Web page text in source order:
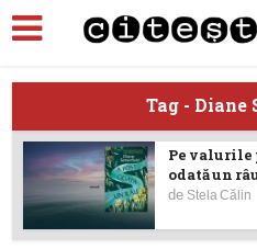
Tag - Diane
Pe valurile
odată un
de Stela Călin